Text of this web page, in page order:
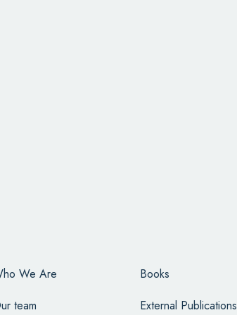
We Are
team
Books
External Publications